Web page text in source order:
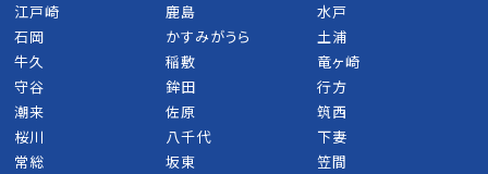
江戸崎
鹿島
水戸
石岡
かすみがうら
土浦
牛久
稲敷
竜ヶ崎
守谷
鉾田
行方
潮来
佐原
筑西
桜川
八千代
下妻
常総
坂東 笠間